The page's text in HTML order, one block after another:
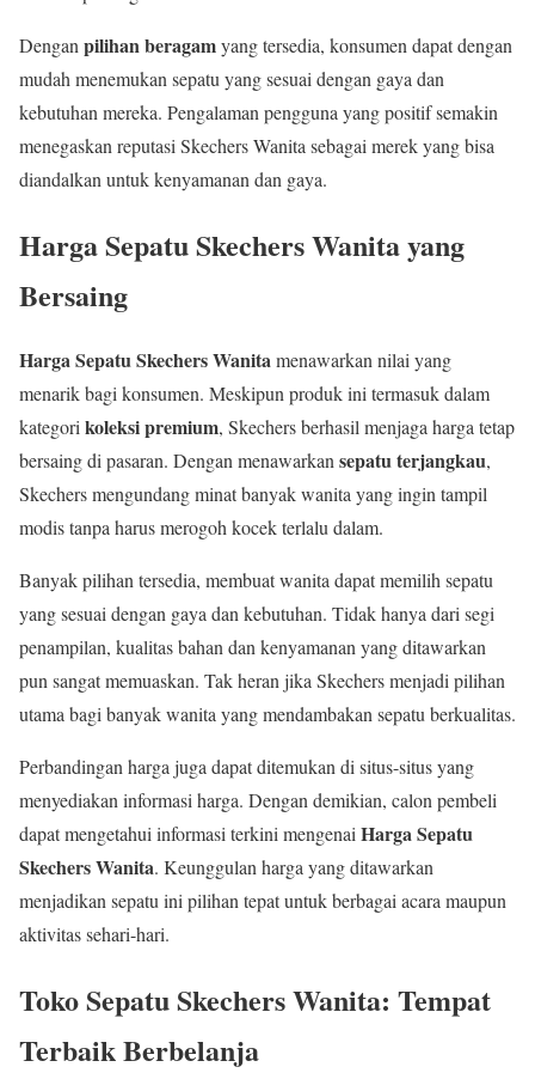
Dengan pilihan beragamyang tersedia, konsumen dapat dengan
mudah menemukan sepatu yang sesuai dengan gaya dan
kebutuhan mereka. Pengalaman pengguna yang positif semakin
menegaskan reputasi Skechers Wanita sebagai merek yang bisa
diandalkan untuk kenyamanan dan gaya.
Harga Sepatu Skechers Wanita yang
Bersaing
Harga Sepatu Skechers Wanitamenawarkan nilai yang
menarik bagi konsumen. Meskipun produk ini termasuk dalam
kategorikoleksi premium, Skechers berhasil menjaga harga tetap
bersaing di pasaran. Dengan menawarkansepatu terjangkau,
Skechers mengundang minat banyak wanita yang ingin tampil
modis tanpa harus merogoh kocek terlalu dalam.
Banyak pilihan tersedia, membuat wanita dapat memilih sepatu
yang sesuai dengan gaya dan kebutuhan. Tidak hanya dari segi
penampilan, kualitas bahan dan kenyamanan yang ditawarkan
pun sangat memuaskan. Tak heran jika Skechers menjadi pilihan
utama bagi banyak wanita yang mendambakan sepatu berkualitas.
Perbandingan harga juga dapat ditemukan di situs-situs yang
menyediakan informasi harga. Dengan demikian, calon pembeli
dapat mengetahui informasi terkini mengenaiHarga Sepatu
Skechers Wanita. Keunggulan harga yang ditawarkan
menjadikan sepatu ini pilihan tepat untuk berbagai acara maupun
aktivitas sehari-hari.
Toko Sepatu Skechers Wanita: Tempat
Terbaik Berbelanja